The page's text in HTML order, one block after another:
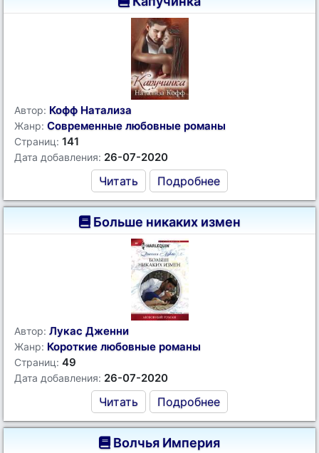
Автор: Кофф Натализа
Жанр: Современные любовные романы
Страниц: 141
Дата добавления: 26-07-2020
Читать Подробнее
Больше никаких измен
Автор: Лукас Дженни
Жанр: Короткие любовные романы
Страниц: 49
Дата добавления: 26-07-2020
Читать Подробнее
Волчья Империя